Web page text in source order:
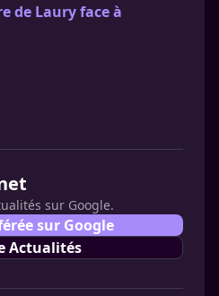
de Laury face à
sur Google.
sur Google
Actualités